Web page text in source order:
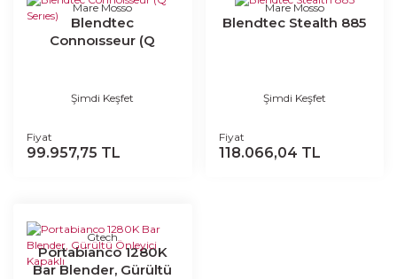
Mare Mosso
Blendtec
Connoısseur (Q
Şimdi Keşfet
Fiyat
99.957,75 TL
Mare Mosso
Blendtec Stealth 885
Şimdi Keşfet
Fiyat
118.066,04 TL
Gtech
Portabianco 1280K
Bar Blender, Gürültü